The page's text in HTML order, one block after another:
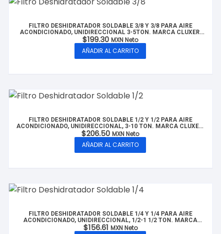
FILTRO DESHIDRATADOR SOLDABLE 3/8 Y 3/8 PARA AIRE
ACONDICIONADO, UNIDIRECCIONAL 3-5TON. MARCA CLUXER,
MODELO: CX-FDS3/8-5T
$199.30 MXN Neto
AÑADIR AL CARRITO
FILTRO DESHIDRATADOR SOLDABLE 1/2 Y 1/2 PARA AIRE
ACONDICIONADO, UNIDIRECCIONAL, 3-10 TON. MARCA CLUXER,
MODELO: CX-FDS1/2-10T
$206.50 MXN Neto
AÑADIR AL CARRITO
FILTRO DESHIDRATADOR SOLDABLE 1/4 Y 1/4 PARA AIRE
ACONDICIONADO, UNIDIRECCIONAL, 1/2-1 1/2 TON. MARCA
CLUXER, MODELO: CX-FDS1/4-1.5T
$156.61 MXN Neto